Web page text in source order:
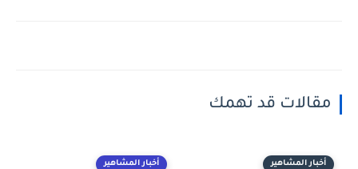
مقالات قد تهمك
أخبار المشاهير أخبار المشاهير